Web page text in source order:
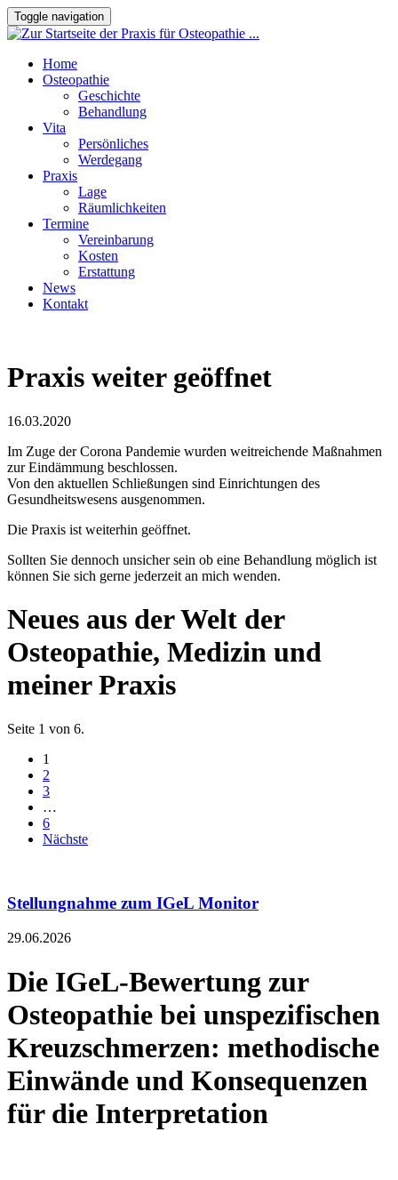
Toggle navigation
Home
Osteopathie
Geschichte
Behandlung
Vita
Persönliches
Werdegang
Praxis
Lage
Räumlichkeiten
Termine
Vereinbarung
Kosten
Erstattung
News
Kontakt
Praxis weiter geöffnet
16.03.2020
Im Zuge der Corona Pandemie wurden weitreichende Maßnahmen
zur Eindämmung beschlossen.
Von den aktuellen Schließungen sind Einrichtungen des
Gesundheitswesens ausgenommen.
Die Praxis ist weiterhin geöffnet.
Sollten Sie dennoch unsicher sein ob eine Behandlung möglich ist
können Sie sich gerne jederzeit an mich wenden.
Neues aus der Welt der
Osteopathie, Medizin und
meiner Praxis
Seite 1 von 6.
1
2
3
…
6
Nächste
Stellungnahme zum IGeL Monitor
29.06.2026
Die IGeL-Bewertung zur
Osteopathie bei unspezifischen
Kreuzschmerzen: methodische
Einwände und Konsequenzen
für die Interpretation